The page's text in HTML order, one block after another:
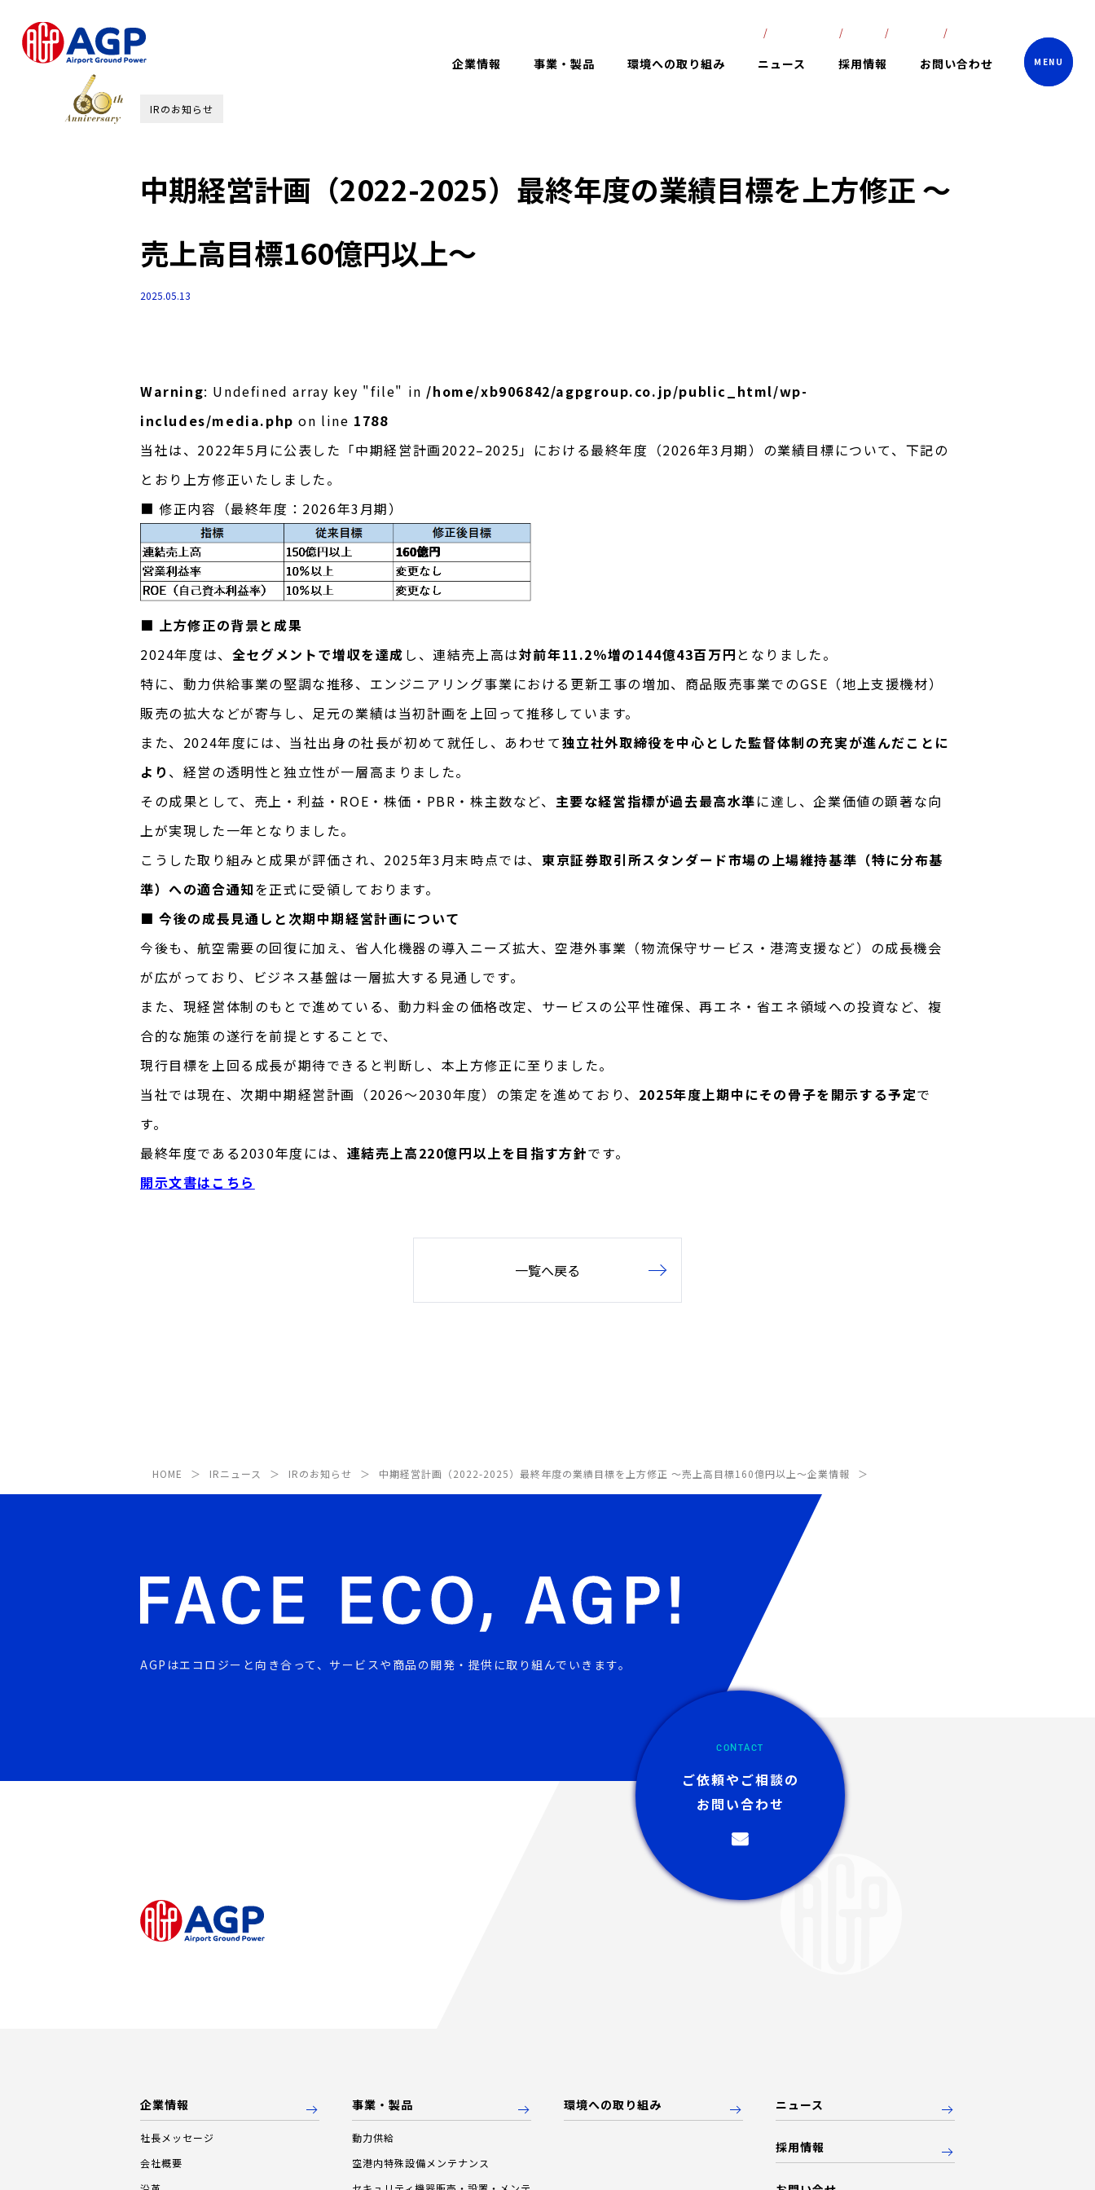
企業情報
事業・製品 環境への取り組み ニュース 採用情報 お問い合わせ
IRのお知らせ
中期経営計画（2022-2025）最終年度の業績目標を上方修正 ～
売上高目標160億円以上～
2025.05.13
Warning: Undefined array key "file" in /home/xb906842/agpgroup.co.jp/public_html/wp-
includes/media.php on line 1788
当社は、2022年5月に公表した「中期経営計画2022–2025」における最終年度（2026年3月期）の業績目標について、下記の
とおり上方修正いたしました。
■ 修正内容（最終年度：2026年3月期）
■ 上方修正の背景と成果
2024年度は、 全セグメントで増収を達成 し、連結売上高は対前年11.2％増の144億43百万円 となりました。
特に、動力供給事業の堅調な推移、エンジニアリング事業における更新工事の増加、商品販売事業でのGSE（地上支援機材）
販売の拡大などが寄与し、足元の業績は当初計画を上回って推移しています。
また、2024年度には、当社出身の社長が初めて就任し、あわせて独立社外取締役を中心とした監督体制の充実が進んだことに
より 、経営の透明性と独立性が一層高まりました。
その成果として、売上・利益・ROE・株価・PBR・株主数など、 主要な経営指標が過去最高水準に達し、企業価値の顕著な向
上が実現した一年となりました。
こうした取り組みと成果が評価され、2025年3月末時点では、東京証券取引所スタンダード市場の上場維持基準（特に分布基
準）への適合通知を正式に受領しております。
■ 今後の成長見通しと次期中期経営計画について
今後も、航空需要の回復に加え、省人化機器の導入ニーズ拡大、空港外事業（物流保守サービス・港湾支援など）の成長機会
が広がっており、ビジネス基盤は一層拡大する見通しです。
また、現経営体制のもとで進めている、動力料金の価格改定、サービスの公平性確保、再エネ・省エネ領域への投資など、複
合的な施策の遂行を前提とすることで、
現行目標を上回る成長が期待できると判断し、本上方修正に至りました。
当社では現在、次期中期経営計画（2026〜2030年度）の策定を進めており、 2025年度上期中にその骨子を開示する予定で
す。
最終年度である2030年度には、 連結売上高220億円以上を目指す方針です。
開示文書はこちら
一覧へ戻る
HOME IRニュース IRのお知らせ 中期経営計画（2022-2025）最終年度の業績目標を上方修正 ～売上高目標160億円以上～企業情報
AGPはエコロジーと向き合って、 サービスや商品の開発・提供に取り組んでいきます。
CONTACT
ご依頼やご相談の
お問い合わせ
企業情報
社長メッセージ
会社概要
事業・製品
動力供給
空港内特殊設備メンテナンス
環境への取り組み ニュース
採用情報